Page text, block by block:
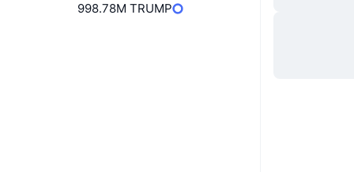
998.78M TRUMP